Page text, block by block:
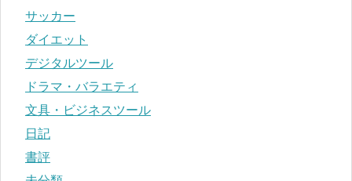
サッカー
ダイエット
デジタルツール
ドラマ・バラエティ
文具・ビジネスツール
日記
書評